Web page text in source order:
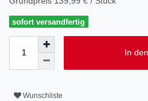
sofort versandfertig
In
Wunschliste